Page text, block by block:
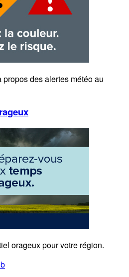
des alertes météo au
orageux pour votre région.